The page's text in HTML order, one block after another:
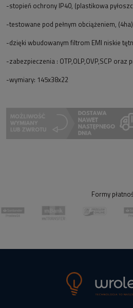
-stopień ochrony IP40, (plastikowa
-testowane pod pełnym obciążeniem, (4ha)
-dzięki wbudowanym filtrom EMI niskie
-zabezpieczenia : OTP,OLP,OVP,SCP
-wymiary: 145x38x22
Formy